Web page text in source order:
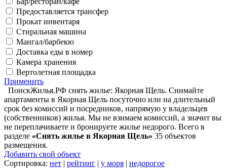
Предоставляется трансфер
Прокат инвентаря
Стиральная машина
Мангал/барбекю
Доставка еды в номер
Камера хранения
Вертолетная площадка
Применить
ПоискЖилья.РФ снять жилье: Якорная Щель. Снимайте
апартаменты в Якорная Щель посуточно или на длительный
срок без комиссий и посредников, напрямую у владельцев
(собственников) жилья. Мы не взимаем комиссий, а значит вы
не переплачиваете и бронируете жилье недорого. Всего в
разделе «Снять жилье в Якорная Щель» 35 объектов
размещения.
Добавить свой объект
Сортировка: нет | рейтинг | у моря | недорогое